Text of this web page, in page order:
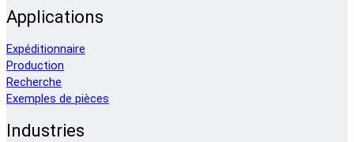
Applications
Expéditionnaire
Production
Recherche
Exemples de pièces
Industries